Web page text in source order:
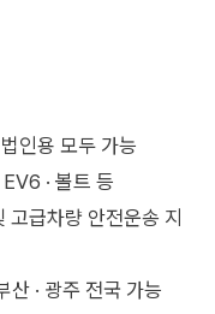
인용 모두 가능
EV6 · 볼트 등
고급차량 안전운송 지
산 · 광주 전국 가능